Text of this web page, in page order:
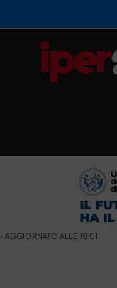
ALLE 18:01